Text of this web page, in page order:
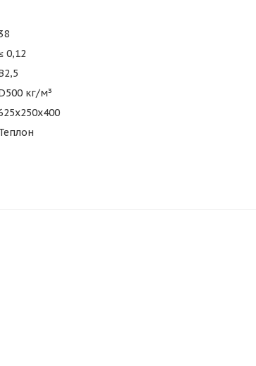
0,12
кг/м³